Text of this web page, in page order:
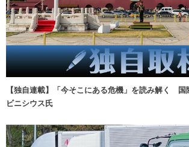
【独自連載】「今そこにある危機」を読み解く 国
ビニシウス氏